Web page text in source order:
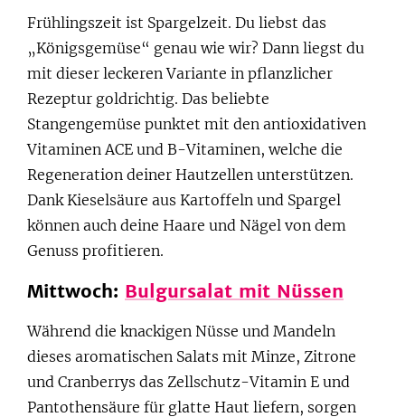
Frühlingszeit ist Spargelzeit. Du liebst das
„Königsgemüse“ genau wie wir? Dann liegst du
mit dieser leckeren Variante in pflanzlicher
Rezeptur goldrichtig. Das beliebte
Stangengemüse punktet mit den antioxidativen
Vitaminen ACE und B-Vitaminen, welche die
Regeneration deiner Hautzellen unterstützen.
Dank Kieselsäure aus Kartoffeln und Spargel
können auch deine Haare und Nägel von dem
Genuss profitieren.
Mittwoch: Bulgursalat mit Nüssen
Während die knackigen Nüsse und Mandeln
dieses aromatischen Salats mit Minze, Zitrone
und Cranberrys das Zellschutz-Vitamin E und
Pantothensäure für glatte Haut liefern, sorgen